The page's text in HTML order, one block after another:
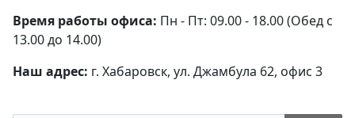
Время работы офиса: Пн - Пт: 09.00 - 18.00 (Обед с
13.00 до 14.00)
Наш адрес: г. Хабаровск, ул. Джамбула 62, офис 3